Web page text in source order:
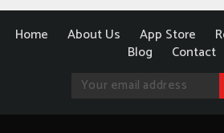
Home About Us App Store
Blog
Contact